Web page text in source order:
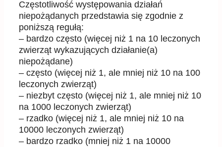
Częstotliwość występowania działań
niepożądanych przedstawia się zgodnie z
poniższą regułą:
– bardzo często (więcej niż 1 na 10 leczonych
zwierząt wykazujących działanie(a)
niepożądane)
– często (więcej niż 1, ale mniej niż 10 na 100
leczonych zwierząt)
– niezbyt często (więcej niż 1, ale mniej niż 10
na 1000 leczonych zwierząt)
– rzadko (więcej niż 1, ale mniej niż 10 na
10000 leczonych zwierząt)
– bardzo rzadko (mniej niż 1 na 10000